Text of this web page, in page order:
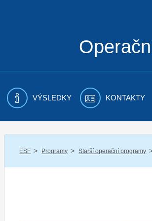
VÝSLEDKY KONTAKTY
ESF / Programy / Starší operační programy /